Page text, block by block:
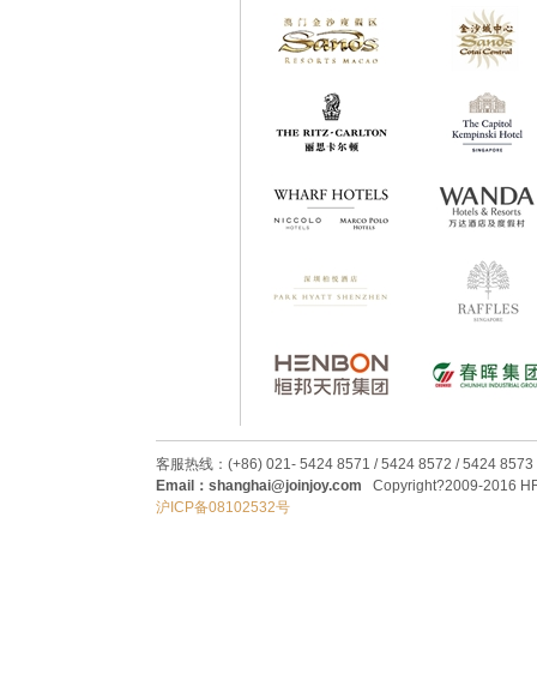
客服热线：(+86) 021- 5424 8571 / 5424 8572 / 5424 8573
Email：shanghai@joinjoy.com Copyright?2009-2016
沪ICP备08102532号